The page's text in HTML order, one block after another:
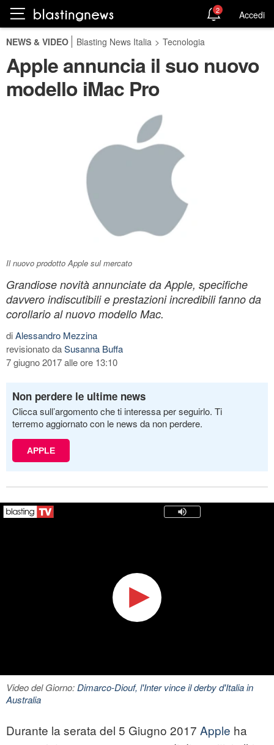
2 Accedi
NEWS & VIDEO Blasting News Italia > Tecnologia
Apple annuncia il suo nuovo
modello iMac Pro
Il nuovo prodotto Apple sul mercato
Grandiose novità annunciate da Apple, specifiche
davvero indiscutibili e prestazioni incredibili fanno da
corollario al nuovo modello Mac.
diAlessandro Mezzina
revisionato daSusanna Buffa
7 giugno 2017 alle ore 13:10
Non perdere le ultime news
Clicca sull’argomento che ti interessa per seguirlo. Ti
terremo aggiornato con le news da non perdere.
APPLE
Video del Giorno:Dimarco-Diouf, l'Inter vince il derby d'Italia in
Australia
Durante la serata del 5 Giugno 2017 Apple ha